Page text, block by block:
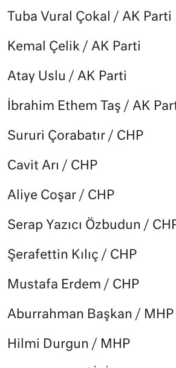
Tuba Vural Çokal / AK Parti
Kemal Çelik / AK Parti
Atay Uslu / AK Parti
İbrahim Ethem Taş / AK
Sururi Çorabatır / CHP
Cavit Arı / CHP
Aliye Coşar / CHP
Serap Yazıcı Özbudun /
Şerafettin Kılıç / CHP
Mustafa Erdem / CHP
Aburrahman Başkan / MHP
Hilmi Durgun / MHP